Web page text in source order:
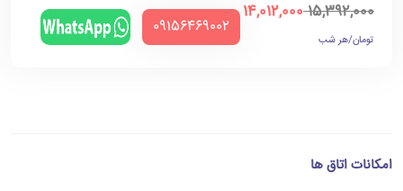
15,392,000
14,012,000
تومان/هر شب
‪09156469002‬
امکانات اتاق ها